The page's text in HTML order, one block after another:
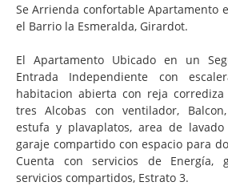
Se Arrienda confortable Apartamento
el Barrio la Esmeralda, Girardot.
El Apartamento Ubicado en un
Entrada Independiente con
habitacion abierta con reja
tres Alcobas con ventilador,
estufa y plavaplatos, area de
garaje compartido con espacio para
Cuenta con servicios de Energía,
servicios compartidos, Estrato 3.